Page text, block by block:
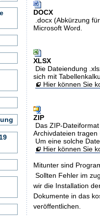
DOCX
.docx (Abkürzung
Microsoft Word.
XLSX
Die Dateiendung
sich mit
Hier können Sie
ZIP
Das ZIP-
Archivdateien
Um eine solche
Hier können Sie
Mitunter sind
Sollten Fehler im
wir die Installation
Dokumente in das
veröffentlichen.